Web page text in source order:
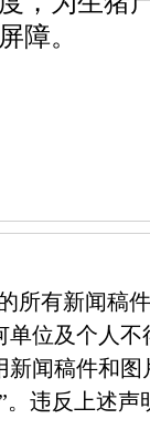
障。
所有新闻稿
位及个人
闻稿件和
违反上述